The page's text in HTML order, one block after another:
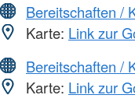
Bereitschaften /
Karte: Link zur
Bereitschaften /
Karte: Link zur